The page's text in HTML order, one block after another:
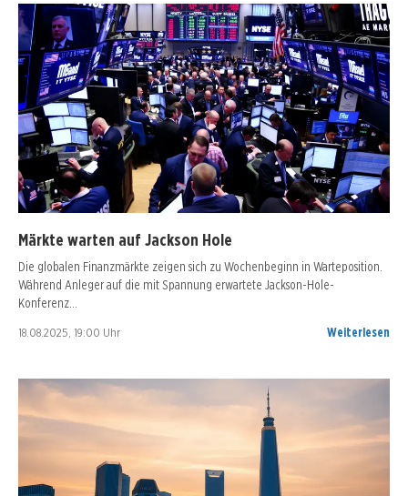
Märkte warten auf Jackson Hole
Die globalen Finanzmärkte zeigen sich zu Wochenbeginn in Warteposition.
Während Anleger auf die mit Spannung erwartete Jackson-Hole-
Konferenz…
18.08.2025, 19:00 Uhr Weiterlesen